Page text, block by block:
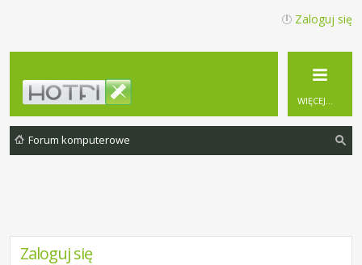
Zaloguj się
WIĘCEJ…
Forum komputerowe
Zaloguj się